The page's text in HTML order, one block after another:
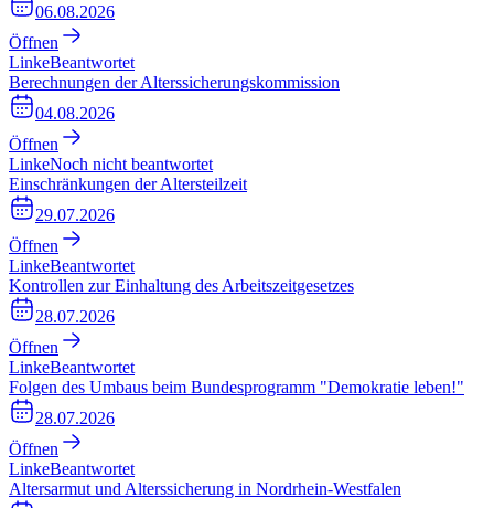
06.08.2026
Öffnen
LinkeBeantwortet
Berechnungen der Alterssicherungskommission
04.08.2026
Öffnen
LinkeNoch nicht beantwortet
Einschränkungen der Altersteilzeit
29.07.2026
Öffnen
LinkeBeantwortet
Kontrollen zur Einhaltung des Arbeitszeitgesetzes
28.07.2026
Öffnen
LinkeBeantwortet
Folgen des Umbaus beim Bundesprogramm "Demokratie leben!"
28.07.2026
Öffnen
LinkeBeantwortet
Altersarmut und Alterssicherung in Nordrhein-Westfalen